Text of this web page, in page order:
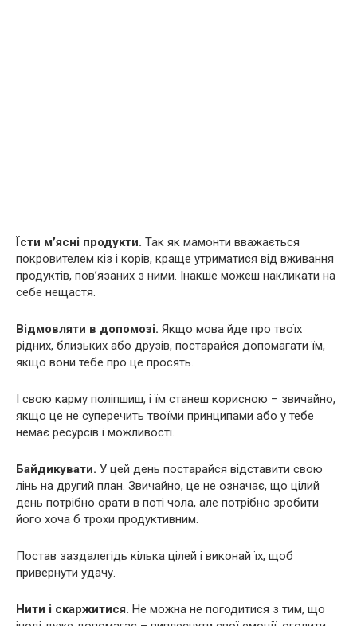
Їсти м’ясні продукти. Так як мамонти вважається
покровителем кіз і корів, краще утриматися від вживання
продуктів, пов’язаних з ними. Інакше можеш накликати на
себе нещастя.
Відмовляти в допомозі. Якщо мова йде про твоїх
рідних, близьких або друзів, постарайся допомагати їм,
якщо вони тебе про це просять.
І свою карму поліпшиш, і їм станеш корисною – звичайно,
якщо це не суперечить твоїми принципами або у тебе
немає ресурсів і можливості.
Байдикувати. У цей день постарайся відставити свою
лінь на другий план. Звичайно, це не означає, що цілий
день потрібно орати в поті чола, але потрібно зробити
його хоча б трохи продуктивним.
Постав заздалегідь кілька цілей і виконай їх, щоб
привернути удачу.
Нити і скаржитися. Не можна не погодитися з тим, що